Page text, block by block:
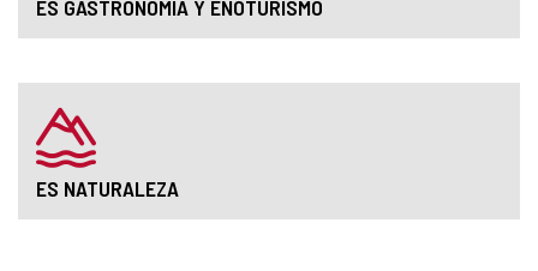
ES GASTRONOMÍA Y ENOTURISMO
ES NATURALEZA